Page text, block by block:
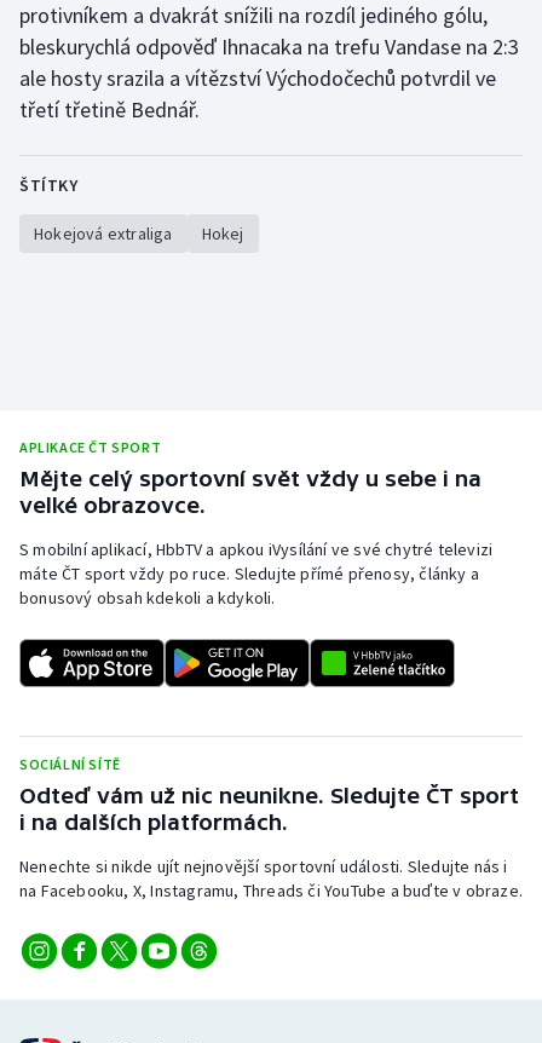
protivníkem a dvakrát snížili na rozdíl jediného gólu,
bleskurychlá odpověď Ihnacaka na trefu Vandase na 2:3
ale hosty srazila a vítězství Východočechů potvrdil ve
třetí třetině Bednář.
ŠTÍTKY
Hokejová extraliga Hokej
APLIKACE ČT SPORT
Mějte celý sportovní svět vždy u sebe i na
velké obrazovce.
S mobilní aplikací, HbbTV a apkou iVysílání ve své chytré televizi
máte ČT sport vždy po ruce. Sledujte přímé přenosy, články a
bonusový obsah kdekoli a kdykoli.
SOCIÁLNÍ SÍTĚ
Odteď vám už nic neunikne. Sledujte ČT sport
i na dalších platformách.
Nenechte si nikde ujít nejnovější sportovní události. Sledujte nás i
na Facebooku, X, Instagramu, Threads či YouTube a buďte v obraze.